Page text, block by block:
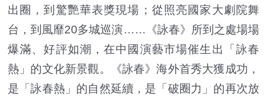
出圈，到驚艷華表獎現場；從照亮國家大劇院舞
台，到風靡20多城巡演……《詠春》所到之處場場
爆滿、好評如潮，在中國演藝市場催生出「詠春
熱」的文化新景觀。《詠春》海外首秀大獲成功，
是「詠春熱」的自然延續，是「破圈力」的再次放